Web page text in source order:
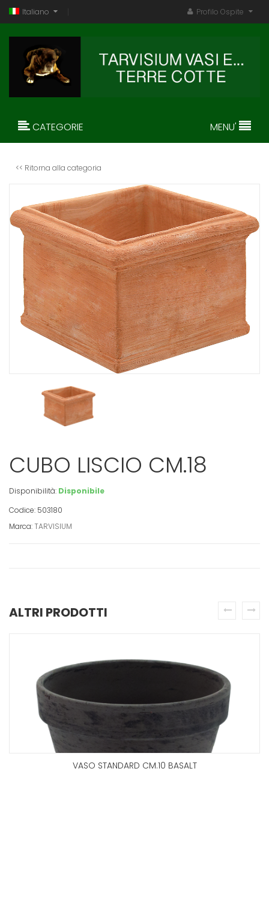
Italiano Profilo Ospite
CATEGORIE MENU'
<< Ritorna alla categoria
CUBO LISCIO CM.18
Disponibilità: Disponibile
Codice: 503180
Marca:TARVISIUM
ALTRI PRODOTTI
VASO STANDARD CM.10 BASALT